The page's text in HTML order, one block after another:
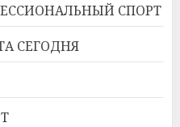
СПОРТ
СЕГОДНЯ